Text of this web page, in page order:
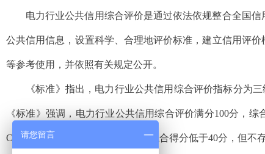
电力行业公共信用综合评价是通过依法依规整合全国
公共信用信息，设置科学、合理地评价标准，建立信用评
等参考使用，并依照有关规定公开。
《标准》指出，电力行业公共信用综合评价指标分为
《标准》强调，电力行业公共信用综合评价满分100分，
C、D 四类。另外，若受评企业虽综合得分低于40分，但不
请您留言